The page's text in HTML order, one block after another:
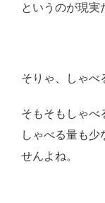
というのが現実
そりゃ、しゃべ
そもそもしゃべ
しゃべる量も少
せんよね。